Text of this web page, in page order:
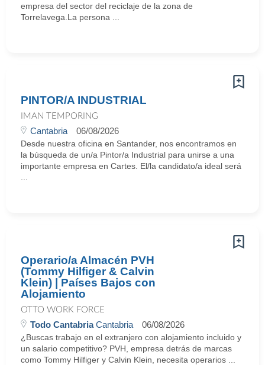
empresa del sector del reciclaje de la zona de
Torrelavega.La persona ...
PINTOR/A INDUSTRIAL
IMAN TEMPORING
Cantabria 06/08/2026
Desde nuestra oficina en Santander, nos encontramos en
la búsqueda de un/a Pintor/a Industrial para unirse a una
importante empresa en Cartes. El/la candidato/a ideal será
Operario/a Almacén PVH
(Tommy Hilfiger & Calvin
Klein) | Países Bajos con
Alojamiento
OTTO WORK FORCE
Todo CantabriaCantabria 06/08/2026
¿Buscas trabajo en el extranjero con alojamiento incluido y
un salario competitivo? PVH, empresa detrás de marcas
como Tommy Hilfiger y Calvin Klein, necesita operarios ...